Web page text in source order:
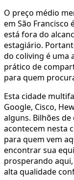
O preço médio
em São Francisco
está fora do
estagiário.
do coliving é uma
prático de
para quem
Esta cidade
Google, Cisco,
alguns. Bilhões
acontecem nesta
para quem vem
encontrar sua
prosperando
alta qualidade